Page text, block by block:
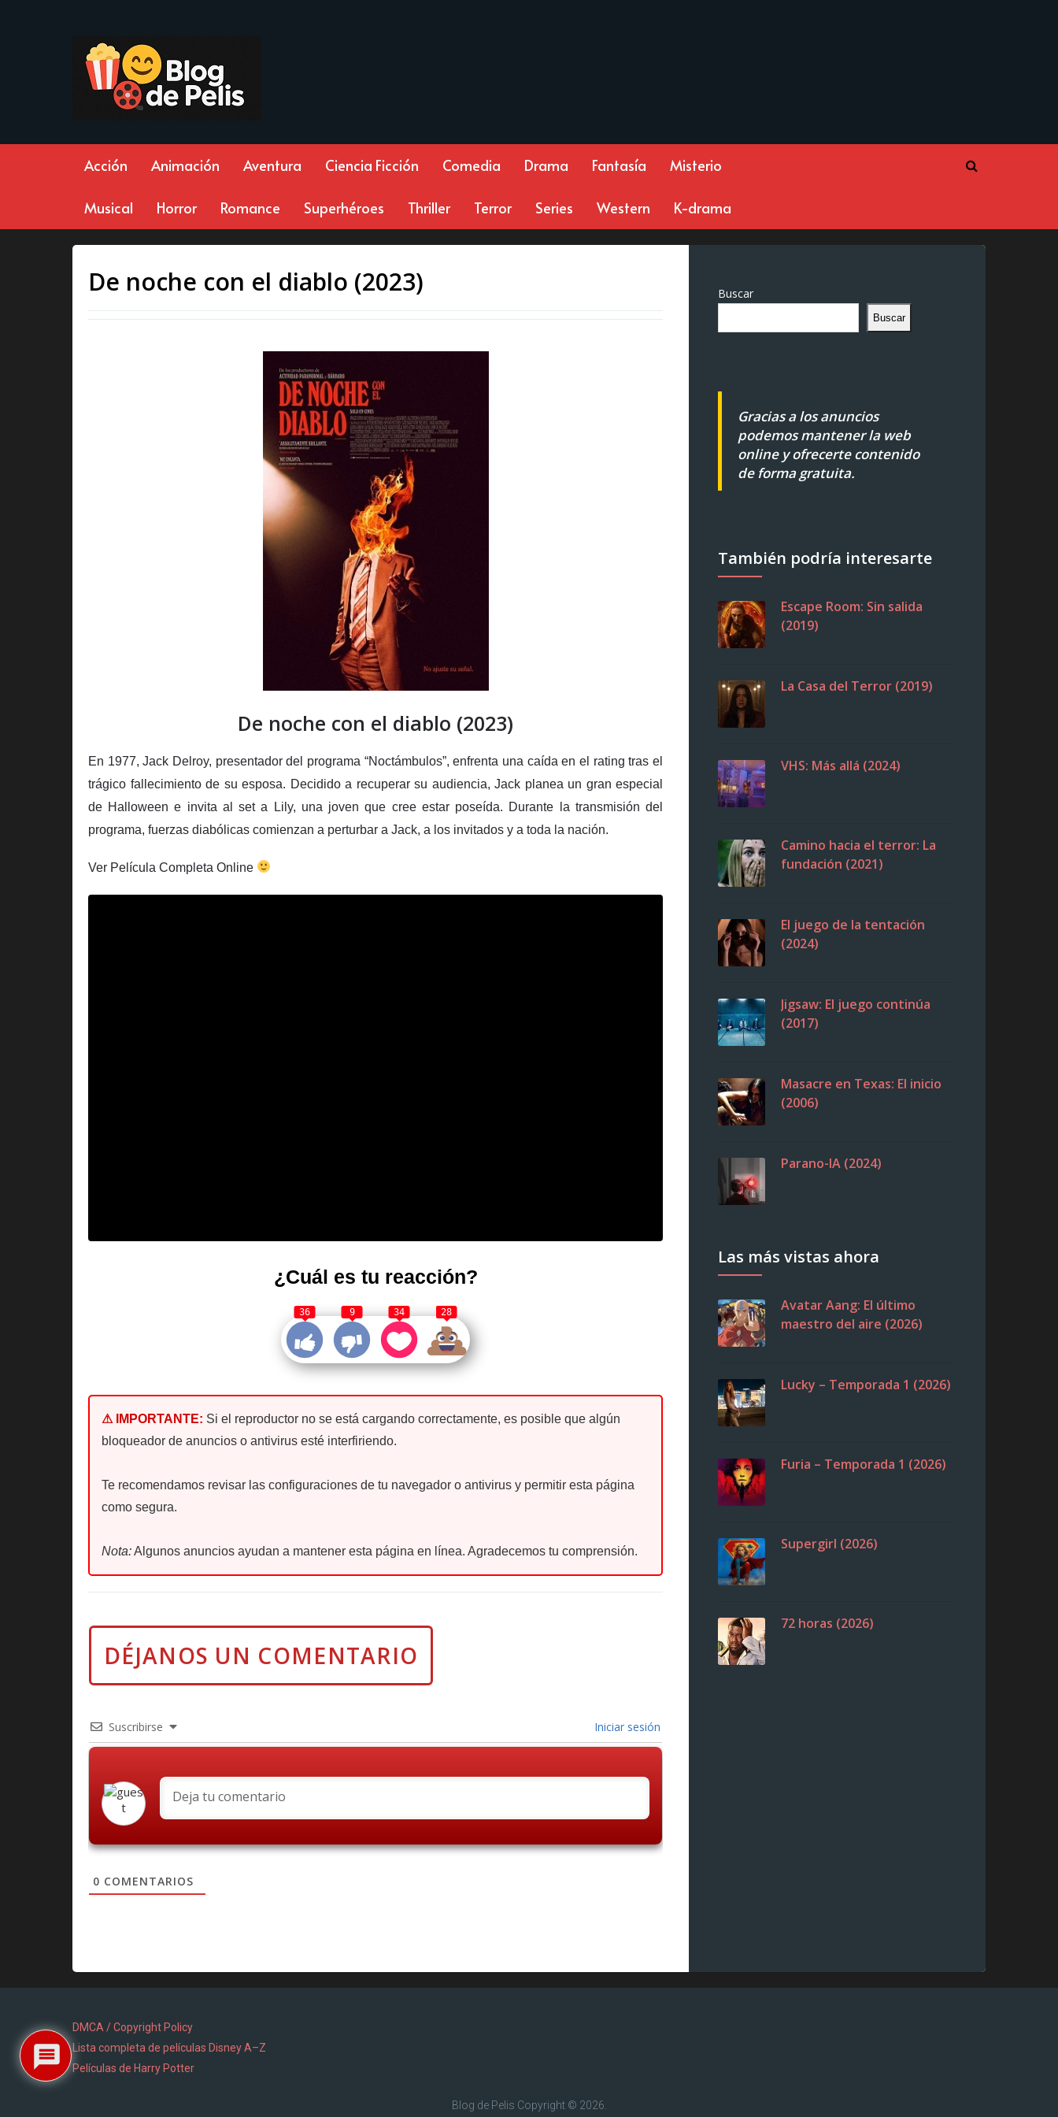
Acción Animación Aventura Ciencia Ficción Comedia Drama Fantasía Misterio
Musical Horror Romance Superhéroes Thriller Terror Series Western K-drama
De noche con el diablo (2023)
De noche con el diablo (2023)
En 1977, Jack Delroy, presentador del programa “Noctámbulos”, enfrenta una caída en el rating tras el
trágico fallecimiento de su esposa. Decidido a recuperar su audiencia, Jack planea un gran especial
de Halloween e invita al set a Lily, una joven que cree estar poseída. Durante la transmisión del
programa, fuerzas diabólicas comienzan a perturbar a Jack, a los invitados y a toda la nación.
Ver Película Completa Online
¿Cuál es tu reacción?
36 9 34 28
⚠ IMPORTANTE: Si el reproductor no se está cargando correctamente, es posible que algún
bloqueador de anuncios o antivirus esté interfiriendo.
Te recomendamos revisar las configuraciones de tu navegador o antivirus y permitir esta página
como segura.
Nota:Algunos anuncios ayudan a mantener esta página en línea. Agradecemos tu comprensión.
Suscribirse Iniciar sesión
0 COMENTARIOS
Buscar
Buscar
Gracias a los anuncios
podemos mantener la web
online y ofrecerte contenido
de forma gratuita.
También podría interesarte
Escape Room: Sin salida
(2019)
La Casa del Terror (2019)
VHS: Más allá (2024)
Camino hacia el terror: La
fundación (2021)
El juego de la tentación
(2024)
Jigsaw: El juego continúa
(2017)
Masacre en Texas: El inicio
(2006)
Parano-IA (2024)
Las más vistas ahora
Avatar Aang: El último
maestro del aire (2026)
Lucky – Temporada 1 (2026)
Furia – Temporada 1 (2026)
Supergirl (2026)
72 horas (2026)
DMCA / Copyright Policy
Lista completa de películas Disney A–Z
Películas de Harry Potter
Blog de Pelis Copyright © 2026.